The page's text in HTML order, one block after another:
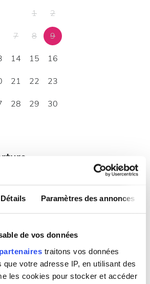
Détails Paramètres des annonces
de vos données
traitons vos données
que votre adresse IP, en utilisant des
les cookies pour stocker et accéder
1
2
7 8
9
14 15
16
21 22
23
28 29
30
06:30 - 18:30
06:30 - 18:30
06:30 - 18:30